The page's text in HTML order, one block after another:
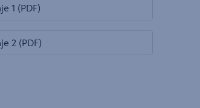
1 (PDF)
välilehteen
2 (PDF)
välilehteen